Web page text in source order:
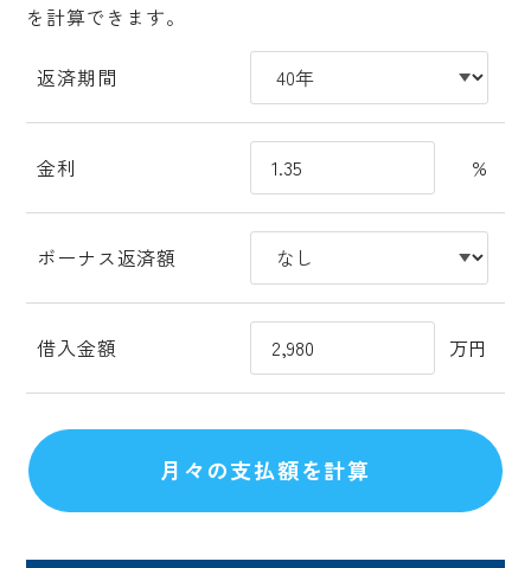
を計算できます。
返済期間
金利 %
ボーナス返済額
借入金額 万円